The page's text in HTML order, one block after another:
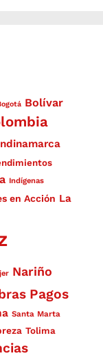
Bolívar
Indígenas
en Acción La
Nariño
Pagos
Santa Marta
Tolima